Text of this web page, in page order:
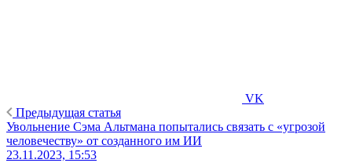
VK
Предыдущая статья
Увольнение Сэма Альтмана попытались связать с «угрозой
человечеству» от созданного им ИИ
23.11.2023, 15:53